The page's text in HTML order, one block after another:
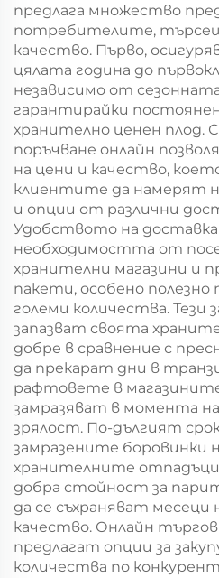
предлага множество
потребителите,
качество. Първо,
цялата година до
независимо от
гарантирайки
хранително ценен плод.
поръчване онлайн
на цени и качество,
клиентите да намерят
и опции от различни
Удобството на доставка
необходимостта от
хранителни магазини и
пакети, особено полезно
големи количества. Тези
запазват своята
добре в сравнение с
да прекарат дни в
рафтовете в
замразяват в момента
зрялост. По-дългият
замразените боровинки
хранителните отпадъци
добра стойност за
да се съхраняват месеци
качество. Онлайн
предлагат опции за
количества по